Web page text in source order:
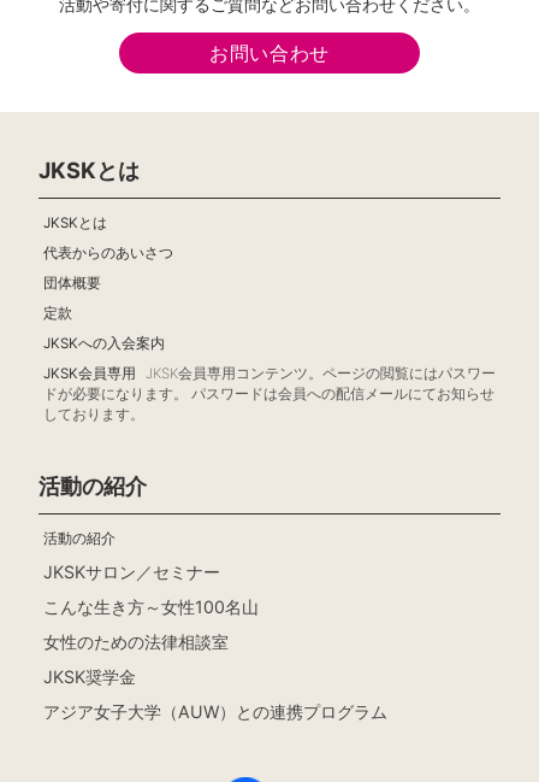
活動や寄付に関するご質問などお問い合わせください。
お問い合わせ
JKSKとは
JKSKとは
代表からのあいさつ
団体概要
定款
JKSKへの入会案内
JKSK会員専用
JKSK会員専用コンテンツ。ページの閲覧にはパスワー
ドが必要になります。 パスワードは会員への配信メールにてお知らせ
しております。
活動の紹介
活動の紹介
JKSKサロン／セミナー
こんな生き方～女性100名山
女性のための法律相談室
JKSK奨学金
アジア女子大学（AUW）との連携プログラム